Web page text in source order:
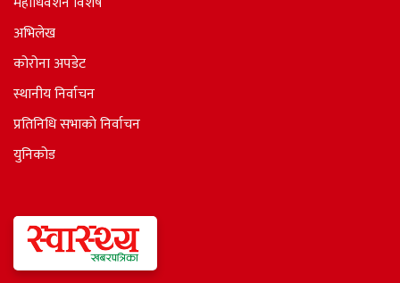
अभिलेख
कोरोना अपडेट
स्थानीय निर्वाचन
प्रतिनिधि सभाकाे निर्वाचन
युनिकोड